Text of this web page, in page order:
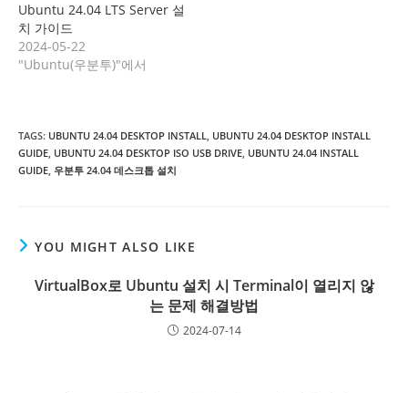
Ubuntu 24.04 LTS Server 설
치 가이드
2024-05-22
"Ubuntu(우분투)"에서
TAGS: UBUNTU 24.04 DESKTOP INSTALL, UBUNTU 24.04 DESKTOP INSTALL
GUIDE, UBUNTU 24.04 DESKTOP ISO USB DRIVE, UBUNTU 24.04 INSTALL
GUIDE, 우분투 24.04 데스크톱 설치
YOU MIGHT ALSO LIKE
VirtualBox로 Ubuntu 설치 시 Terminal이 열리지 않
는 문제 해결방법
2024-07-14